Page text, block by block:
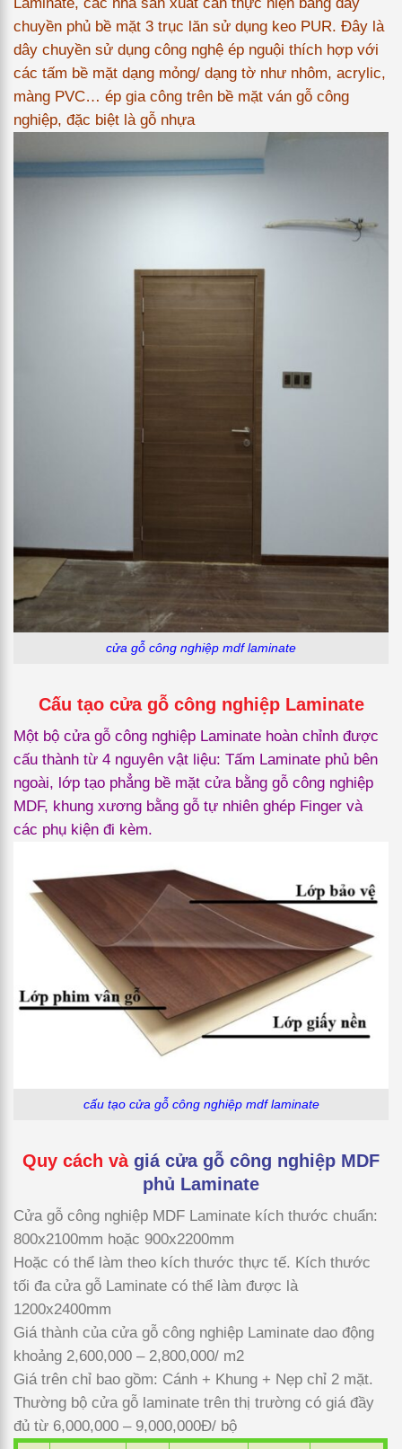
chuyền phủ bề mặt 3 trục lăn sử dụng keo PUR. Đây là
dây chuyền sử dụng công nghệ ép nguội thích hợp với
các tấm bề mặt dạng mỏng/ dạng tờ như nhôm, acrylic,
màng PVC… ép gia công trên bề mặt ván gỗ công
nghiệp, đặc biệt là gỗ nhựa
cửa gỗ công nghiệp mdf laminate
Cấu tạo cửa gỗ công nghiệp Laminate
Một bộ cửa gỗ công nghiệp Laminate hoàn chỉnh được
cấu thành từ 4 nguyên vật liệu: Tấm Laminate phủ bên
ngoài, lớp tạo phẳng bề mặt cửa bằng gỗ công nghiệp
MDF, khung xương bằng gỗ tự nhiên ghép Finger và
các phụ kiện đi kèm.
cấu tạo cửa gỗ công nghiệp mdf laminate
Quy cách và giá cửa gỗ công nghiệp MDF
phủ Laminate
Cửa gỗ công nghiệp MDF Laminate kích thước chuẩn:
800x2100mm hoặc 900x2200mm
Hoặc có thể làm theo kích thước thực tế. Kích thước
tối đa cửa gỗ Laminate có thể làm được là
1200x2400mm
Giá thành của cửa gỗ công nghiệp Laminate dao động
khoảng 2,600,000 – 2,800,000/ m2
Giá trên chỉ bao gồm: Cánh + Khung + Nẹp chỉ 2 mặt.
Thường bộ cửa gỗ laminate trên thị trường có giá đầy
đủ từ 6,000,000 – 9,000,000Đ/ bộ